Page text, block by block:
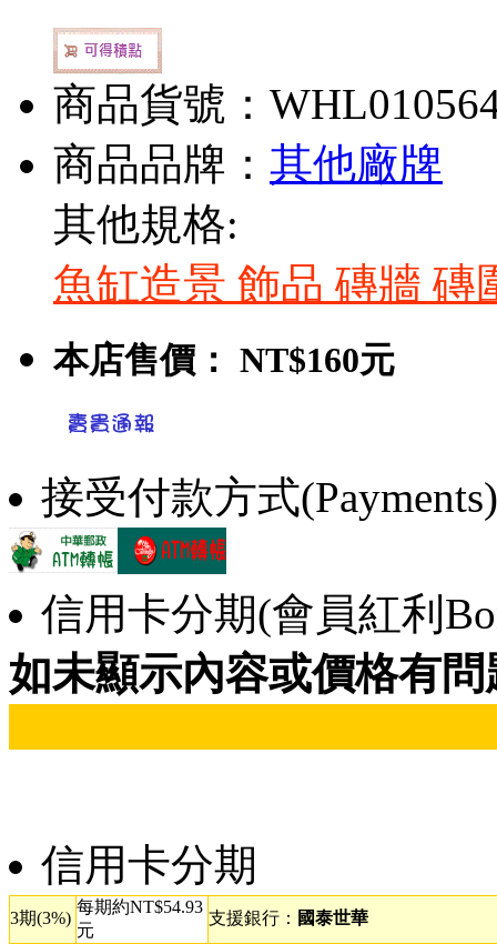
商品貨號：
商品品牌： 其他廠牌
其他規格:
魚缸造景 飾品 磚牆 磚
本店售價： NT$160元
接受付款方式
信用卡分期(會員紅利
如未顯示內容或價格有
信用卡分期
3期(3%)
每期約NT$54.93
元
支援銀行： 國泰世華